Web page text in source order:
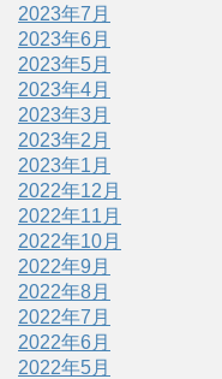
2023年7月
2023年6月
2023年5月
2023年4月
2023年3月
2023年2月
2023年1月
2022年12月
2022年11月
2022年10月
2022年9月
2022年8月
2022年7月
2022年6月
2022年5月